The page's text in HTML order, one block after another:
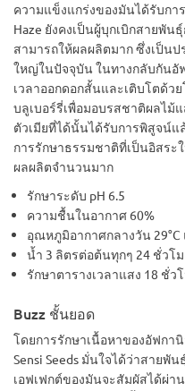
ความแข็งแกร่งของมันได้รับก
Haze ยังคงเป็นผู้บุกเบิกสายพั
สามารถให้ผลผลิตมาก ซึ่งเป็น
ใหญ่ในปัจจุบัน ในทางกลับกันอั
เวลาออกดอกสั้นและเติบโตด้ว
บลูเบอร์รี่เพื่อมอบรสชาติผลไม้
ตัวเมียที่ได้นั้นได้รับการพิสูจน์แ
การรักษาธรรมชาติที่เป็นอิสระ
ผลผลิตจำนวนมาก
รักษาระดับ pH 6.5
ความชื้นในอากาศ 60%
อุณหภูมิอากาศกลางวัน
น้ำ 3 ลิตรต่อต้นทุกๆ 24 ชั่วโม
รักษาตารางเวลาแสง 18 ชั่ว
Buzz ชั้นยอด
โดยการรักษาเนื้อหาของอัฟกา
Sensi Seeds มั่นใจได้ว่าสาย
เอฟเฟกต์ของมันจะสัมผัสได้ผ่า